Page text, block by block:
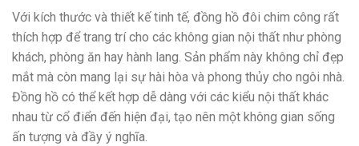
Với kích thước và thiết kế tinh tế, đồng hồ đôi chim công rất
thích hợp để trang trí cho các không gian nội thất như phòng
khách, phòng ăn hay hành lang. Sản phẩm này không chỉ đẹp
mắt mà còn mang lại sự hài hòa và phong thủy cho ngôi nhà.
Đồng hồ có thể kết hợp dễ dàng với các kiểu nội thất khác
nhau từ cổ điển đến hiện đại, tạo nên một không gian sống
ấn tượng và đầy ý nghĩa.